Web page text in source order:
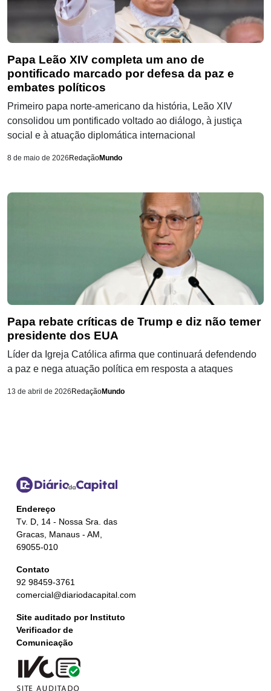
Papa Leão XIV completa um ano de
pontificado marcado por defesa da paz e
embates políticos
Primeiro papa norte-americano da história, Leão XIV
consolidou um pontificado voltado ao diálogo, à justiça
social e à atuação diplomática internacional
8 de maio de 2026 RedaçãoMundo
Papa rebate críticas de Trump e diz não temer
presidente dos EUA
Líder da Igreja Católica afirma que continuará defendendo
a paz e nega atuação política em resposta a ataques
13 de abril de 2026 RedaçãoMundo
Endereço
Tv. D, 14 - Nossa Sra. das
Gracas, Manaus - AM,
69055-010
Contato
92 98459-3761
comercial@diariodacapital.com
Site auditado por Instituto
Verificador de
Comunicação